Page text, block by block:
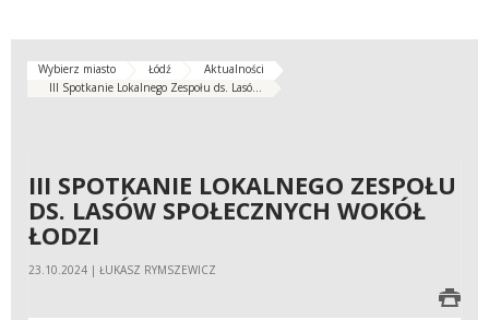
Wybierz miasto Łódź
Aktualności
III Spotkanie Lokalnego Zespołu ds. Lasó...
III SPOTKANIE LOKALNEGO ZESPOŁU
DS. LASÓW SPOŁECZNYCH WOKÓŁ
ŁODZI
23.10.2024 | ŁUKASZ RYMSZEWICZ